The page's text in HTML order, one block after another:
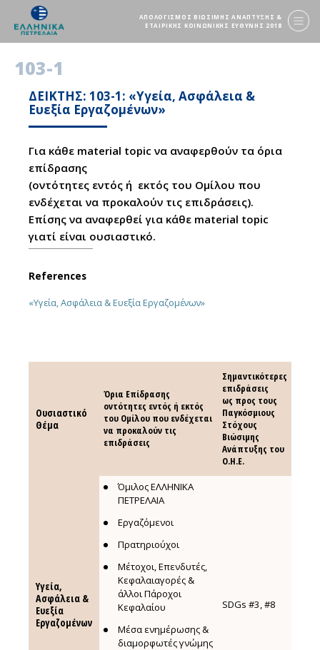
ΑΠΟΛΟΓΙΣΜΟΣ ΒΙΩΣΙΜΗΣ ΑΝΑΠΤΥΞΗΣ &
ΕΤΑΙΡΙΚΗΣ ΚΟΙΝΩΝΙΚΗΣ ΕΥΘΥΝΗΣ 2018
103-1
ΔΕΙΚΤΗΣ: 103-1: «Υγεία, Ασφάλεια &
Ευεξία Εργαζομένων»
Για κάθε material topic να αναφερθούν τα όρια
επίδρασης
(οντότητες εντός ή εκτός του Ομίλου που
ενδέχεται να προκαλούν τις επιδράσεις).
Επίσης να αναφερθεί για κάθε material topic
γιατί είναι ουσιαστικό.
References
«Υγεία, Ασφάλεια & Ευεξία Εργαζομένων»
Ουσιαστικό
Θέμα
Όρια Επίδρασης
οντότητες εντός ή εκτός
του Ομίλου που ενδέχεται
να προκαλούν τις
επιδράσεις
Σημαντικότερες
επιδράσεις
ως προς τους
Παγκόσμιους
Στόχους
Βιώσιμης
Ανάπτυξης του
Ο.Η.Ε.
Υγεία,
Ασφάλεια &
Ευεξία
Εργαζομένων
Όμιλος ΕΛΛΗΝΙΚΑ
ΠΕΤΡΕΛΑΙΑ
Εργαζόμενοι
Πρατηριούχοι
Μέτοχοι, Επενδυτές,
Κεφαλαιαγορές &
άλλοι Πάροχοι
Κεφαλαίου
Μέσα ενημέρωσης &
διαμορφωτές γνώμης
SDGs #3, #8
Ουσιαστικό
Θέμα
Όρια Επίδρασης
οντότητες εντός ή εκτός
του Ομίλου που ενδέχεται
να προκαλούν τις
επιδράσεις
Υγεία,
Ασφάλεια &
Ευεξία
Εργαζομένων